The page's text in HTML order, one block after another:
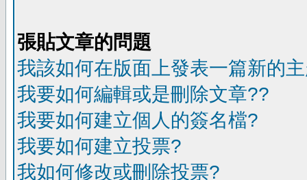
張貼文章的問題
我該如何在版面上發表一篇新的
我要如何編輯或是刪除文章??
我要如何建立個人的簽名檔?
我要如何建立投票?
我如何修改或刪除投票?